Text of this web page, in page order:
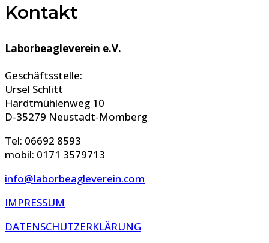
Kontakt
Laborbeagleverein e.V.
Geschäftsstelle:
Ursel Schlitt
Hardtmühlenweg 10
D-35279 Neustadt-Momberg
Tel: 06692 8593
mobil: 0171 3579713
info@laborbeagleverein.com
IMPRESSUM
DATENSCHUTZERKLÄRUNG